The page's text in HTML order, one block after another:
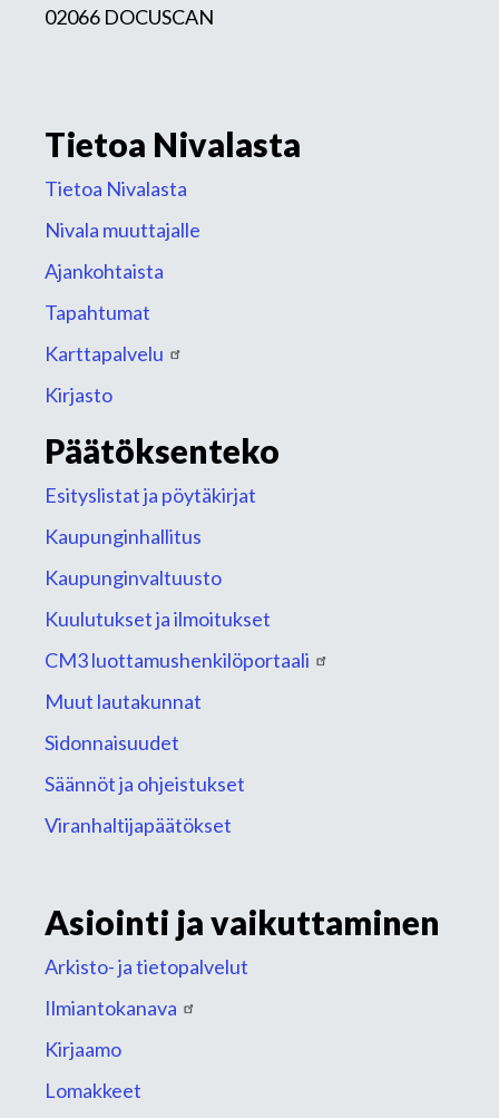
02066 DOCUSCAN
Tietoa Nivalasta
Tietoa Nivalasta
Nivala muuttajalle
Ajankohtaista
Tapahtumat
Karttapalvelu
Kirjasto
Päätöksenteko
Esityslistat ja pöytäkirjat
Kaupunginhallitus
Kaupunginvaltuusto
Kuulutukset ja ilmoitukset
CM3 luottamushenkilöportaali
Muut lautakunnat
Sidonnaisuudet
Säännöt ja ohjeistukset
Viranhaltijapäätökset
Asiointi ja vaikuttaminen
Arkisto- ja tietopalvelut
Ilmiantokanava
Kirjaamo
Lomakkeet